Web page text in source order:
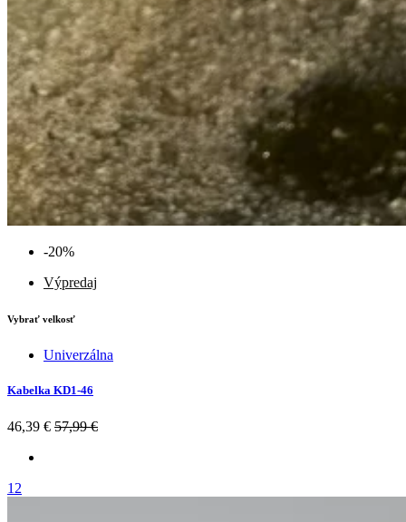
-20%
Výpredaj
Vybrať velkosť
Univerzálna
Kabelka KD1-46
46,39 € 57,99 €
12